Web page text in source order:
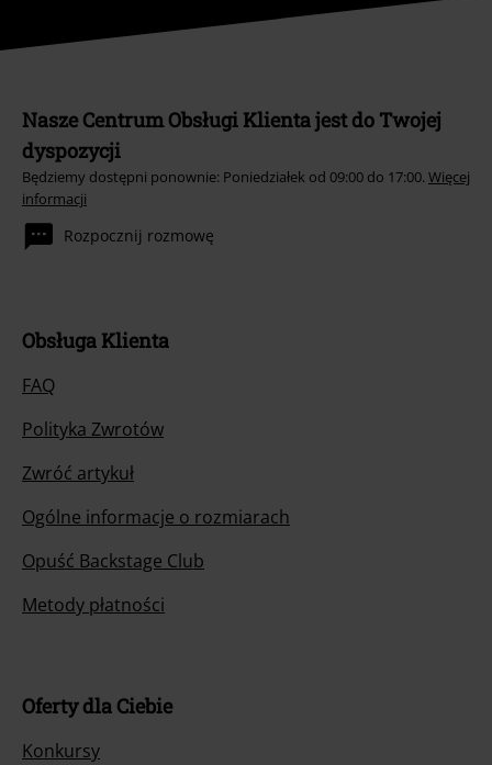
Nasze Centrum Obsługi Klienta jest do Twojej
dyspozycji
Będziemy dostępni ponownie: Poniedziałek od 09:00 do 17:00. Więcej
informacji
Rozpocznij rozmowę
Obsługa Klienta
FAQ
Polityka Zwrotów
Zwróć artykuł
Ogólne informacje o rozmiarach
Opuść Backstage Club
Metody płatności
Oferty dla Ciebie
Konkursy